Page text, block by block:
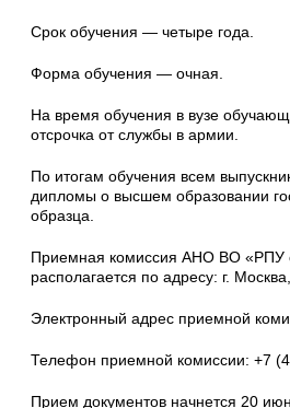
Срок обучения — четыре года.
Форма обучения — очная.
На время обучения в вузе
отсрочка от службы в армии.
По итогам обучения всем
дипломы о высшем образовании
образца.
Приемная комиссия АНО ВО «РПУ
располагается по адресу: г.
Электронный адрес приемной
Телефон приемной комиссии: +7
Прием документов начнется 20